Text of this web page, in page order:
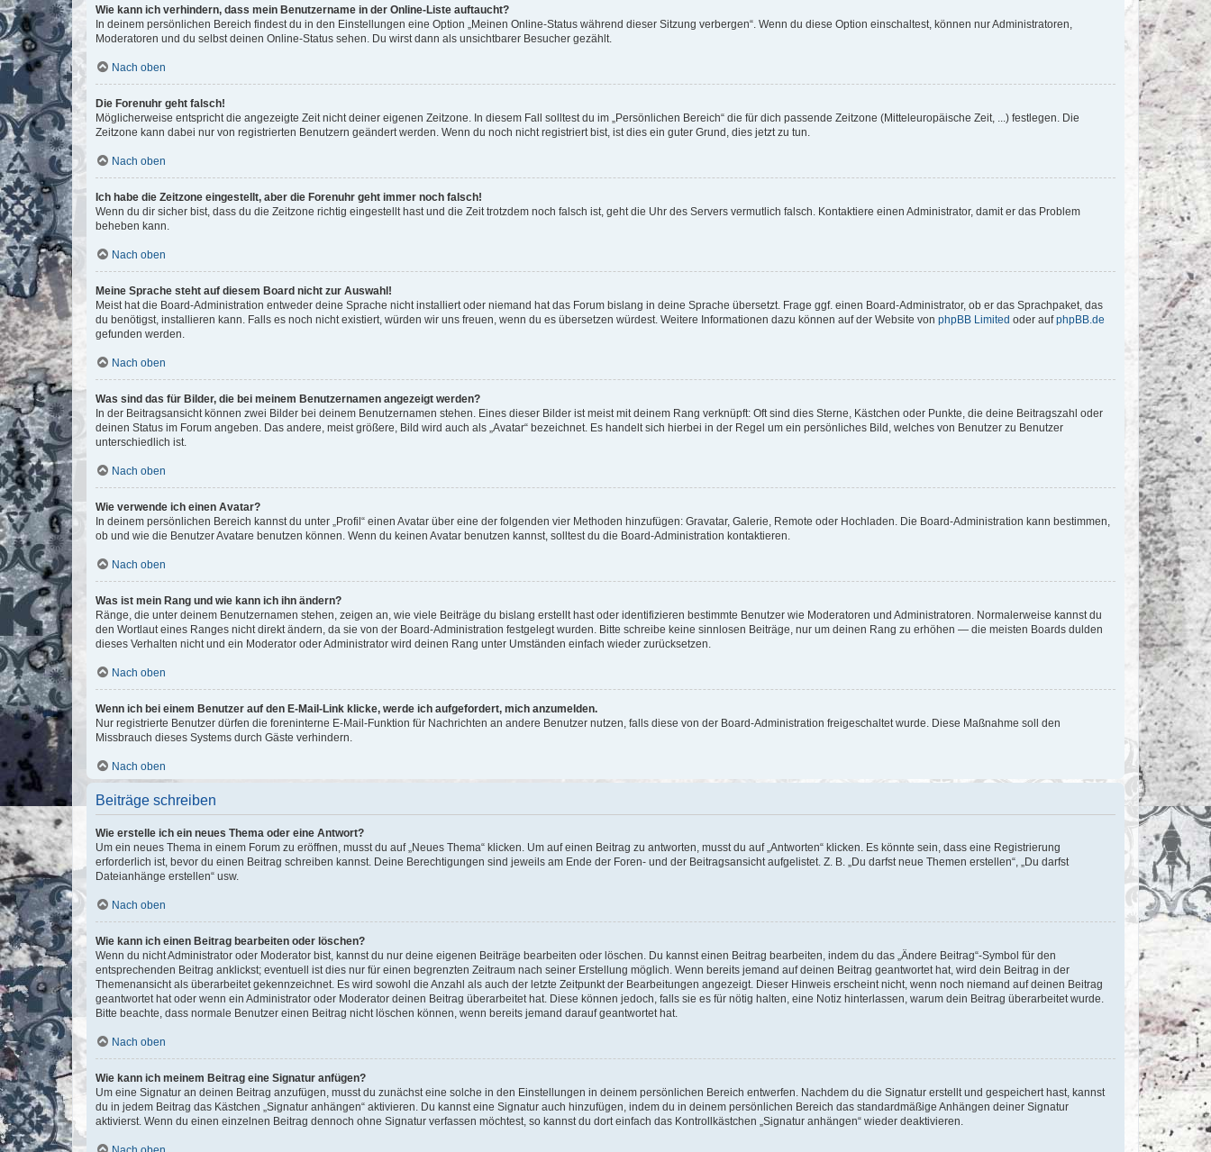
Wie kann ich verhindern, dass mein Benutzername in der Online-Liste auftaucht?
In deinem persönlichen Bereich findest du in den Einstellungen eine Option „Meinen Online-Status während dieser Sitzung verbergen“. Wenn du diese Option einschaltest, können nur Administratoren,
Moderatoren und du selbst deinen Online-Status sehen. Du wirst dann als unsichtbarer Besucher gezählt.
Nach oben
Die Forenuhr geht falsch!
Möglicherweise entspricht die angezeigte Zeit nicht deiner eigenen Zeitzone. In diesem Fall solltest du im „Persönlichen Bereich“ die für dich passende Zeitzone (Mitteleuropäische Zeit, ...) festlegen. Die
Zeitzone kann dabei nur von registrierten Benutzern geändert werden. Wenn du noch nicht registriert bist, ist dies ein guter Grund, dies jetzt zu tun.
Nach oben
Ich habe die Zeitzone eingestellt, aber die Forenuhr geht immer noch falsch!
Wenn du dir sicher bist, dass du die Zeitzone richtig eingestellt hast und die Zeit trotzdem noch falsch ist, geht die Uhr des Servers vermutlich falsch. Kontaktiere einen Administrator, damit er das Problem
beheben kann.
Nach oben
Meine Sprache steht auf diesem Board nicht zur Auswahl!
Meist hat die Board-Administration entweder deine Sprache nicht installiert oder niemand hat das Forum bislang in deine Sprache übersetzt. Frage ggf. einen Board-Administrator, ob er das Sprachpaket, das
du benötigst, installieren kann. Falls es noch nicht existiert, würden wir uns freuen, wenn du es übersetzen würdest. Weitere Informationen dazu können auf der Website von phpBB Limited oder aufphpBB.de
gefunden werden.
Nach oben
Was sind das für Bilder, die bei meinem Benutzernamen angezeigt werden?
In der Beitragsansicht können zwei Bilder bei deinem Benutzernamen stehen. Eines dieser Bilder ist meist mit deinem Rang verknüpft: Oft sind dies Sterne, Kästchen oder Punkte, die deine Beitragszahl oder
deinen Status im Forum angeben. Das andere, meist größere, Bild wird auch als „Avatar“ bezeichnet. Es handelt sich hierbei in der Regel um ein persönliches Bild, welches von Benutzer zu Benutzer
unterschiedlich ist.
Nach oben
Wie verwende ich einen Avatar?
In deinem persönlichen Bereich kannst du unter „Profil“ einen Avatar über eine der folgenden vier Methoden hinzufügen: Gravatar, Galerie, Remote oder Hochladen. Die Board-Administration kann bestimmen,
ob und wie die Benutzer Avatare benutzen können. Wenn du keinen Avatar benutzen kannst, solltest du die Board-Administration kontaktieren.
Nach oben
Was ist mein Rang und wie kann ich ihn ändern?
Ränge, die unter deinem Benutzernamen stehen, zeigen an, wie viele Beiträge du bislang erstellt hast oder identifizieren bestimmte Benutzer wie Moderatoren und Administratoren. Normalerweise kannst du
den Wortlaut eines Ranges nicht direkt ändern, da sie von der Board-Administration festgelegt wurden. Bitte schreibe keine sinnlosen Beiträge, nur um deinen Rang zu erhöhen — die meisten Boards dulden
dieses Verhalten nicht und ein Moderator oder Administrator wird deinen Rang unter Umständen einfach wieder zurücksetzen.
Nach oben
Wenn ich bei einem Benutzer auf den E-Mail-Link klicke, werde ich aufgefordert, mich anzumelden.
Nur registrierte Benutzer dürfen die foreninterne E-Mail-Funktion für Nachrichten an andere Benutzer nutzen, falls diese von der Board-Administration freigeschaltet wurde. Diese Maßnahme soll den
Missbrauch dieses Systems durch Gäste verhindern.
Nach oben
Beiträge schreiben
Wie erstelle ich ein neues Thema oder eine Antwort?
Um ein neues Thema in einem Forum zu eröffnen, musst du auf „Neues Thema“ klicken. Um auf einen Beitrag zu antworten, musst du auf „Antworten“ klicken. Es könnte sein, dass eine Registrierung
erforderlich ist, bevor du einen Beitrag schreiben kannst. Deine Berechtigungen sind jeweils am Ende der Foren- und der Beitragsansicht aufgelistet. Z. B. „Du darfst neue Themen erstellen“, „Du darfst
Dateianhänge erstellen“ usw.
Nach oben
Wie kann ich einen Beitrag bearbeiten oder löschen?
Wenn du nicht Administrator oder Moderator bist, kannst du nur deine eigenen Beiträge bearbeiten oder löschen. Du kannst einen Beitrag bearbeiten, indem du das „Ändere Beitrag“-Symbol für den
entsprechenden Beitrag anklickst; eventuell ist dies nur für einen begrenzten Zeitraum nach seiner Erstellung möglich. Wenn bereits jemand auf deinen Beitrag geantwortet hat, wird dein Beitrag in der
Themenansicht als überarbeitet gekennzeichnet. Es wird sowohl die Anzahl als auch der letzte Zeitpunkt der Bearbeitungen angezeigt. Dieser Hinweis erscheint nicht, wenn noch niemand auf deinen Beitrag
geantwortet hat oder wenn ein Administrator oder Moderator deinen Beitrag überarbeitet hat. Diese können jedoch, falls sie es für nötig halten, eine Notiz hinterlassen, warum dein Beitrag überarbeitet wurde.
Bitte beachte, dass normale Benutzer einen Beitrag nicht löschen können, wenn bereits jemand darauf geantwortet hat.
Nach oben
Wie kann ich meinem Beitrag eine Signatur anfügen?
Um eine Signatur an deinen Beitrag anzufügen, musst du zunächst eine solche in den Einstellungen in deinem persönlichen Bereich entwerfen. Nachdem du die Signatur erstellt und gespeichert hast, kannst
du in jedem Beitrag das Kästchen „Signatur anhängen“ aktivieren. Du kannst eine Signatur auch hinzufügen, indem du in deinem persönlichen Bereich das standardmäßige Anhängen deiner Signatur
aktivierst. Wenn du einen einzelnen Beitrag dennoch ohne Signatur verfassen möchtest, so kannst du dort einfach das Kontrollkästchen „Signatur anhängen“ wieder deaktivieren.